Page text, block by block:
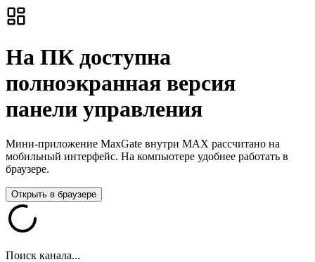
На ПК доступна
полноэкранная версия
панели управления
Мини-приложение MaxGate внутри MAX рассчитано на
мобильный интерфейс. На компьютере удобнее работать в
браузере.
Открыть в браузере
Поиск канала...